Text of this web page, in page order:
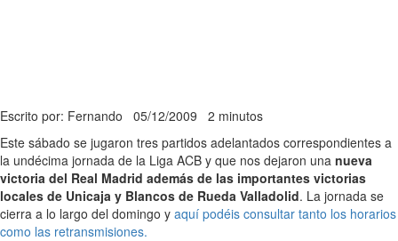
Escrito por: Fernando 05/12/2009 2 minutos
Este sábado se jugaron tres partidos adelantados correspondientes a
la undécima jornada de la Liga ACB y que nos dejaron una nueva
victoria del Real Madrid además de las importantes victorias
locales de Unicaja y Blancos de Rueda Valladolid. La jornada se
cierra a lo largo del domingo y aquí podéis consultar tanto los horarios
como las retransmisiones.